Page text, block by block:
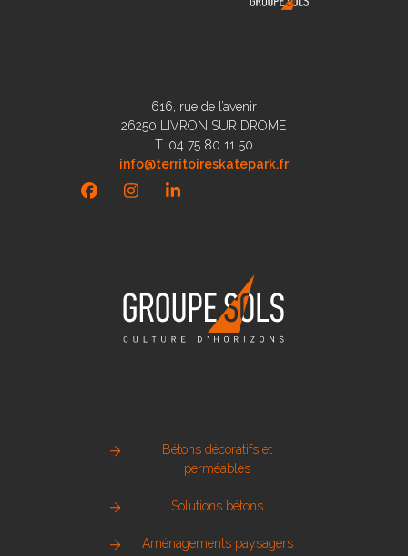
616, rue de l’avenir
26250 LIVRON SUR DROME
T. 04 75 80 11 50
info@territoireskatepark.fr
FacebookInstagramLinkedIn
Bétons décoratifs et
perméables
Solutions bétons
Aménagements paysagers